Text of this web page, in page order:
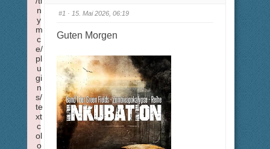
#1 · 15. Mai 2026, 06:19
Guten Morgen
n
y
m
c
e/
pl
u
gi
n
s/
te
xt
c
ol
o